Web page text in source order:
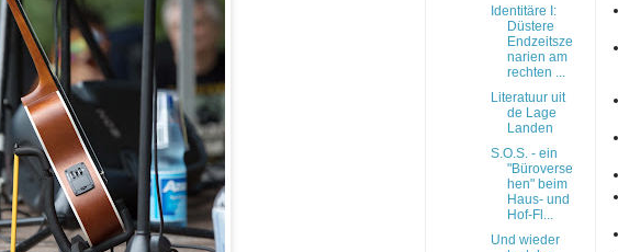
Identitäre I:
Düstere
Endzeitsze
narien am
rechten ...
Literatuur uit
de Lage
Landen
S.O.S. - ein
"Büroverse
hen" beim
Haus- und
Hof-Fl...
Und wieder